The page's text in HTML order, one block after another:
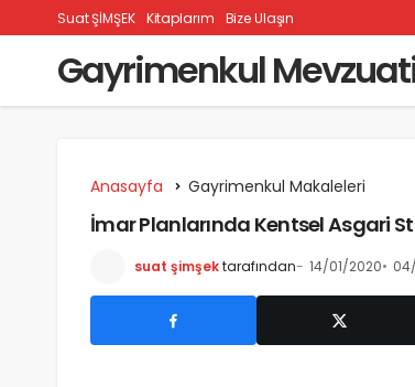
Suat ŞİMŞEK Kitaplarım Bize Ulaşın
Gayrimenkul
Anasayfa Gayrimenkul Makaleleri
İmar Planlarında Kentsel Asgari
suat şimşektarafından 14/01/2020